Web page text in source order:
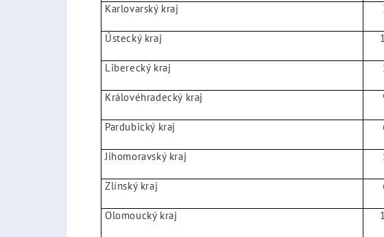
Karlovarský kraj
Ústecký kraj
Liberecký kraj
Královéhradecký kraj
Pardubický kraj
Jihomoravský kraj
Zlínský kraj
Olomoucký kraj